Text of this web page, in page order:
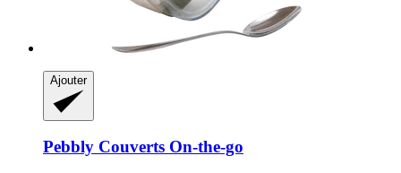
Ajouter
Pebbly Couverts On-​the-​go